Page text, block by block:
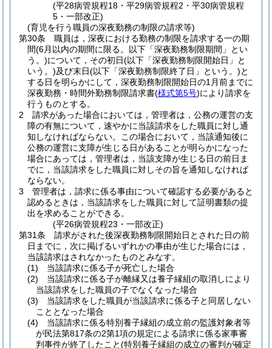
(平28病管規程18・平29病管規程2・平30病管規程
5・一部改正)
(育児を行う職員の深夜勤務の制限の請求等)
第30条
職員は，深夜における勤務の制限を請求する一の期
間(6月以内の期間に限る。以下「深夜勤務制限期間」とい
う。)について，その初日(以下「深夜勤務制限開始日」と
いう。)及び末日(以下「深夜勤務制限終了日」という。)と
する日を明らかにして，深夜勤務制限開始日の1月前までに
深夜勤務・時間外勤務制限請求書(様式第5号)により請求を
行うものとする。
2
請求があった場合においては，管理者は，公務の運営の支
障の有無について，速やかに当該請求をした職員に対し通
知しなければならない。
この場合において，当該通知後に
公務の運営に支障が生じる日があることが明らかになった
場合にあっては，管理者は，当該支障が生じる日の前日ま
でに，当該請求をした職員に対しその旨を通知しなければ
ならない。
3
管理者は，請求に係る事由について確認する必要があると
認めるときは，当該請求をした職員に対して証明書類の提
出を求めることができる。
(平26病管規程23・一部改正)
第31条
請求がされた後深夜勤務制限開始日とされた日の前
日までに，次に掲げるいずれかの事由が生じた場合には，
当該請求はされなかったものとみなす。
(1)
当該請求に係る子が死亡した場合
(2)
当該請求に係る子が離縁又は養子縁組の取消しにより
当該請求をした職員の子でなくなった場合
(3)
当該請求をした職員が当該請求に係る子と同居しない
こととなった場合
(4)
当該請求に係る特別養子縁組の成立前の監護対象者等
が民法第817条の2第1項の規定による請求に係る家事審
判事件が終了したこと(特別養子縁組の成立の審判が確定